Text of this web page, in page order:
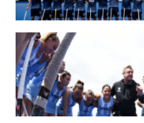
Del 15 al 30 de agosto, el seleccionado
la Copa del Mundo en Países Bajos y
14/07/2026
MUNDIAL 2026: LOS LEONES CONVOCADOS
Del 15 al 30 de agosto disputarán el Mundial
LEER MÁS